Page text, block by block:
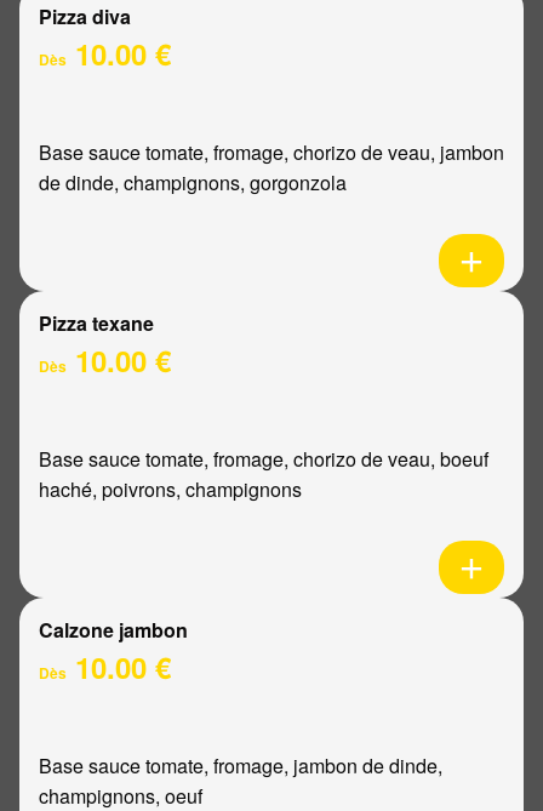
Pizza diva
Dès 10.00 €
Base sauce tomate, fromage, chorizo de veau, jambon
de dinde, champignons, gorgonzola
Pizza texane
Dès 10.00 €
Base sauce tomate, fromage, chorizo de veau, boeuf
haché, poivrons, champignons
Calzone jambon
Dès 10.00 €
Base sauce tomate, fromage, jambon de dinde,
champignons, oeuf